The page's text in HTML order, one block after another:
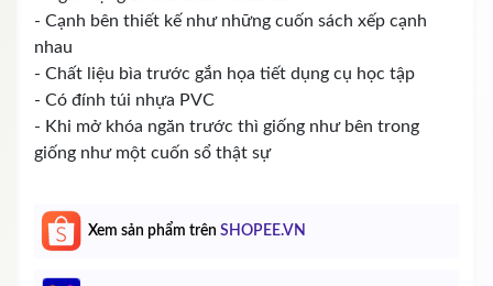
- Cạnh bên thiết kế như những cuốn sách xếp cạnh
nhau
- Chất liệu bìa trước gắn họa tiết dụng cụ học tập
- Có đính túi nhựa PVC
- Khi mở khóa ngăn trước thì giống như bên trong
giống như một cuốn sổ thật sự
Xem sản phẩm trên SHOPEE.VN